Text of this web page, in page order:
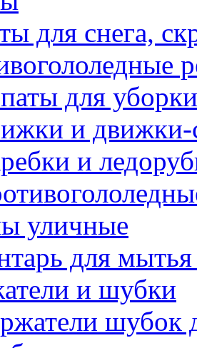
для снега,
для
и движки-
и
уличные
для мытья
и шубки
шубок